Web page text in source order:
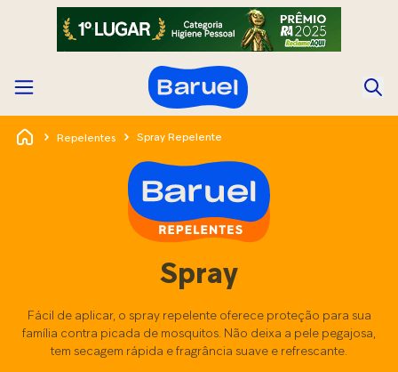
Repelentes Spray Repelente
Spray
Fácil de aplicar, o spray repelente oferece proteção para sua
família contra picada de mosquitos. Não deixa a pele pegajosa,
tem secagem rápida e fragrância suave e refrescante.